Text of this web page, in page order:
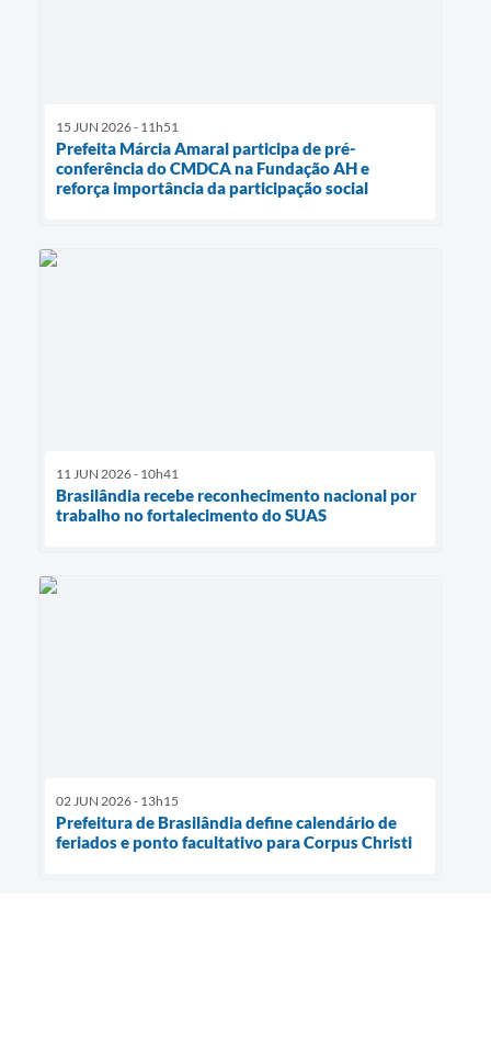
15 JUN 2026 - 11h51
Prefeita Márcia Amaral participa de pré-
conferência do CMDCA na Fundação AH e
reforça importância da participação social
11 JUN 2026 - 10h41
Brasilândia recebe reconhecimento nacional por
trabalho no fortalecimento do SUAS
02 JUN 2026 - 13h15
Prefeitura de Brasilândia define calendário de
feriados e ponto facultativo para Corpus Christi